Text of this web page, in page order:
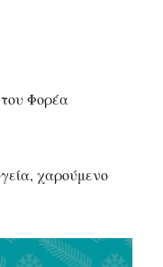
Φορέα
χαρούμενο